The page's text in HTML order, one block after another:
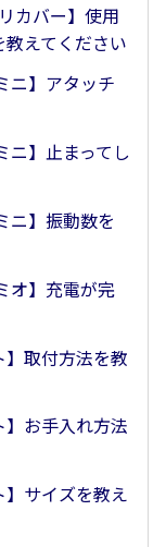
カバー】使用
えてください
ニ】アタッチ
ニ】止まってし
ニ】振動数を
オ】充電が完
】取付方法を教
】お手入れ方法
】サイズを教え